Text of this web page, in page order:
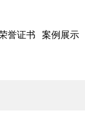
誉证书 案例展示